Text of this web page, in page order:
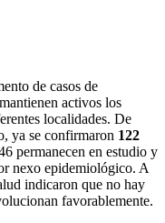
de casos de
activos los
localidades. De
ya se confirmaron 122
permanecen en estudio y
nexo epidemiológico. A
indicaron que no hay
favorablemente.